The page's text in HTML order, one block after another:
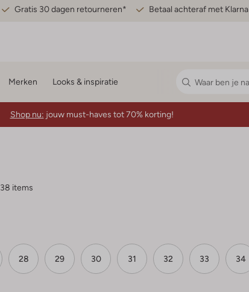
Gratis 30 dagen retourneren* Betaal achteraf met Klarna
Merken Looks & inspiratie
Shop nu: jouw must-haves tot 70% korting!
38 items
28 29 30 31 32 33 34